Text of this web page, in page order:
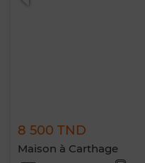
8 500 TND
Maison à Carthage